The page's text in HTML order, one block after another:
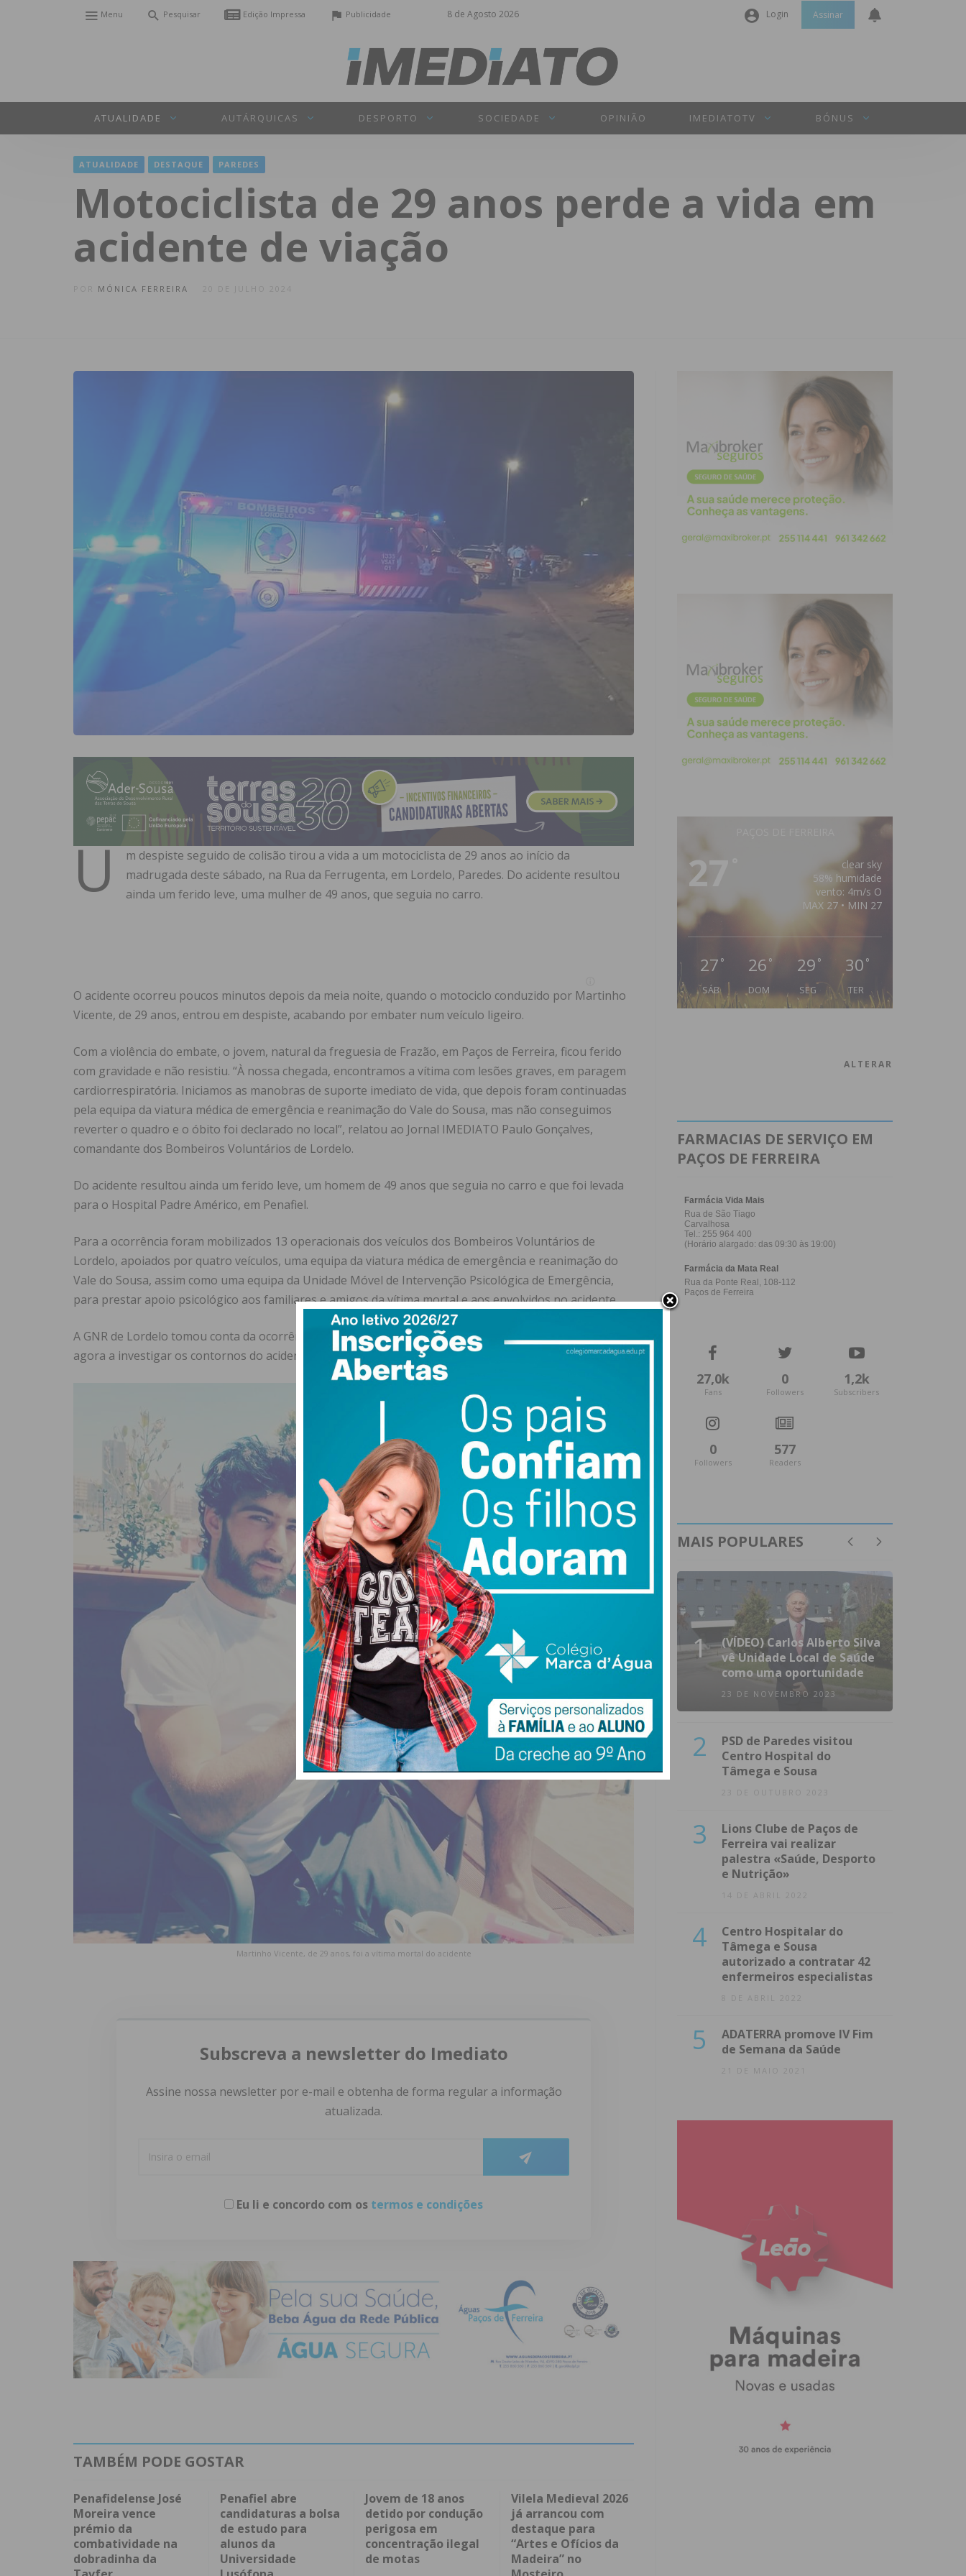
8 de Agosto 2026
Menu Pesquisar Edição Impressa Publicidade Login
Senha
INICIAR SESSÃO
Assinar
ATUALIDADE AUTÁRQUICAS DESPORTO SOCIEDADE OPINIÃO IMEDIATOTV BÓNUS
ATUALIDADE DESTAQUE PAREDES
Motociclista de 29 anos perde a vida em
acidente de viação
MÓNICA FERREIRA 20 DE JULHO 2024
U
m despiste seguido de colisão tirou a vida a um motociclista de 29 anos ao início da
madrugada deste sábado, na Rua da Ferrugenta, em Lordelo, Paredes. Do acidente resultou
ainda um ferido leve, uma mulher de 49 anos, que seguia no carro.
O acidente ocorreu poucos minutos depois da meia noite, quando o motociclo conduzido por Martinho
Vicente, de 29 anos, entrou em despiste, acabando por embater num veículo ligeiro.
Com a violência do embate, o jovem, natural da freguesia de Frazão, em Paços de Ferreira, ficou ferido
com gravidade e não resistiu. “À nossa chegada, encontramos a vítima com lesões graves, em paragem
cardiorrespiratória. Iniciamos as manobras de suporte imediato de vida, que depois foram continuadas
pela equipa da viatura médica de emergência e reanimação do Vale do Sousa, mas não conseguimos
reverter o quadro e o óbito foi declarado no local”, relatou ao Jornal IMEDIATO Paulo Gonçalves,
comandante dos Bombeiros Voluntários de Lordelo.
Do acidente resultou ainda um ferido leve, um homem de 49 anos que seguia no carro e que foi levada
para o Hospital Padre Américo, em Penafiel.
Para a ocorrência foram mobilizados 13 operacionais dos veículos dos Bombeiros Voluntários de
Lordelo, apoiados por quatro veículos, uma equipa da viatura médica de emergência e reanimação do
Vale do Sousa, assim como uma equipa da Unidade Móvel de Intervenção Psicológica de Emergência,
para prestar apoio psicológico aos familiares e amigos da vítima mortal e aos envolvidos no acidente.
A GNR de Lordelo tomou conta da ocorrência e o Núcleo de Investigação de Acidentes Rodoviários está
agora a investigar os contornos do acidente.
Martinho Vicente, de 29 anos, foi a vítima mortal do acidente
Subscreva a newsletter do Imediato
Assine nossa newsletter por e-mail e obtenha de forma regular a informação
atualizada.
Eu li e concordo com os termos e condições
TAMBÉM PODE GOSTAR
Penafidelense José
Moreira vence
prémio da
combatividade na
dobradinha da
Penafiel abre
candidaturas a bolsa
de estudo para
alunos da
Universidade
Jovem de 18 anos
detido por condução
perigosa em
concentração ilegal
de motas
Vilela Medieval 2026
já arrancou com
destaque para
“Artes e Ofícios da
Madeira” no
27
clear sky
58% humidade
vento: 4m/s O
MAX 27 • MIN 27
27 °
SÁB
26 °
DOM
29 °
SEG
30 °
TER
ALTERAR
FARMACIAS DE SERVIÇO EM
PAÇOS DE FERREIRA
27,0k
Fans
0
Followers
1,2k
Subscribers
0
Followers
577
Readers
MAIS POPULARES
1
(VÍDEO) Carlos Alberto Silva
vê Unidade Local de Saúde
como uma oportunidade
23 DE NOVEMBRO 2023
2
PSD de Paredes visitou
Centro Hospital do
Tâmega e Sousa
23 DE OUTUBRO 2023
3
Lions Clube de Paços de
Ferreira vai realizar
palestra «Saúde, Desporto
e Nutrição»
14 DE ABRIL 2022
4
Centro Hospitalar do
Tâmega e Sousa
autorizado a contratar 42
enfermeiros especialistas
8 DE ABRIL 2022
5
ADATERRA promove IV Fim
de Semana da Saúde
21 DE MAIO 2021